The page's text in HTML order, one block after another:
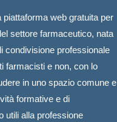
piattaforma web gratuita per
settore farmaceutico, nata
condivisione professionale
farmacisti e non, con lo
in uno spazio comune e
formative e di
utili alla professione